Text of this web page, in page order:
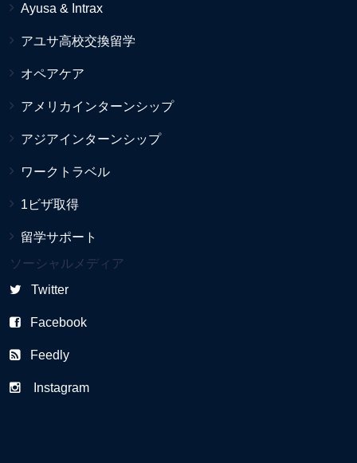
Ayusa & Intrax
アユサ高校交換留学
オペアケア
アメリカインターンシップ
アジアインターンシップ
ワークトラベル
1ビザ取得
留学サポート
ソーシャルメディア
Twitter
Facebook
Feedly
Instagram